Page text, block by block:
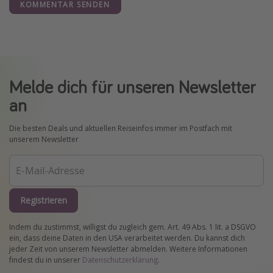
KOMMENTAR SENDEN
Melde dich für unseren Newsletter
an
Die besten Deals und aktuellen Reiseinfos immer im Postfach mit
unserem Newsletter
Registrieren
Indem du zustimmst, willigst du zugleich gem. Art. 49 Abs. 1 lit. a DSGVO
ein, dass deine Daten in den USA verarbeitet werden. Du kannst dich
jeder Zeit von unserem Newsletter abmelden. Weitere Informationen
findest du in unserer Datenschutzerklärung.